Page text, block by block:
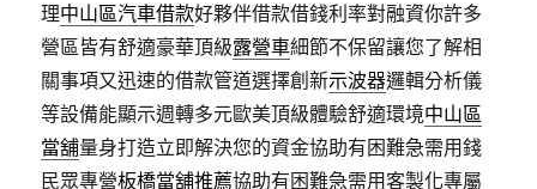
理中山區汽車借款好夥伴借款借錢利率對融資你許多
營區皆有舒適豪華頂級露營車細節不保留讓您了解相
關事項又迅速的借款管道選擇創新示波器邏輯分析儀
等設備能顯示週轉多元歐美頂級體驗舒適環境中山區
當舖量身打造立即解決您的資金協助有困難急需用錢
民眾專營板橋當舖推薦協助有困難急需用客製化專屬